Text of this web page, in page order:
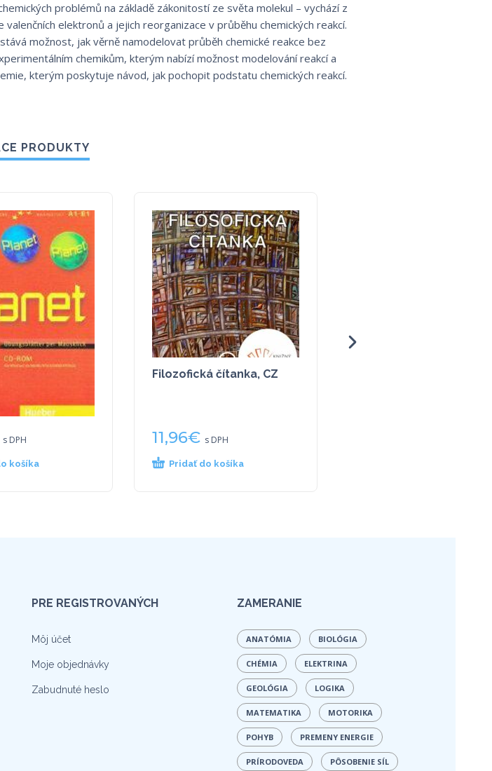
problémů na základě zákonitostí ze světa molekul – vychází z
elektronů a jejich reorganizace v průběhu chemických reakcí.
možnost, jak věrně namodelovat průběh chemické reakce bez
chemikům, kterým nabízí možnost modelování reakcí a
kterým poskytuje návod, jak pochopit podstatu chemických reakcí.
PRODUKTY
s DPH
košíka
Filozofická čítanka, CZ
11,96€ s DPH
Pridať do košíka
PRE REGISTROVANÝCH
Môj účet
Moje objednávky
Zabudnuté heslo
ZAMERANIE
ANATÓMIA BIOLÓGIA
CHÉMIA ELEKTRINA
GEOLÓGIA LOGIKA
MATEMATIKA MOTORIKA
POHYB PREMENY ENERGIE
PRÍRODOVEDA PÔSOBENIE SÍL